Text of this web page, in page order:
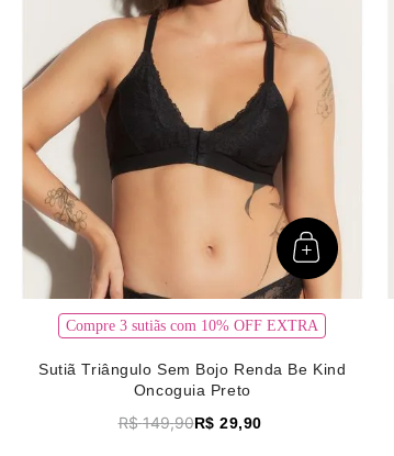
Compre 3 sutiãs com 10% OFF EXTRA
Sutiã Triângulo Sem Bojo Renda Be Kind
Oncoguia Preto
R$ 149,90R$ 29,90